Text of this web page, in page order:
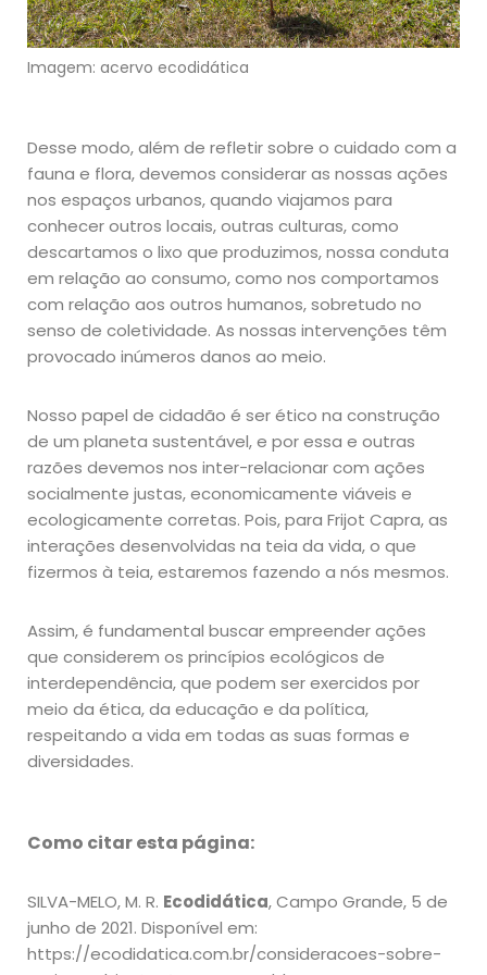
Imagem: acervo ecodidática
Desse modo, além de refletir sobre o cuidado com a
fauna e flora, devemos considerar as nossas ações
nos espaços urbanos, quando viajamos para
conhecer outros locais, outras culturas, como
descartamos o lixo que produzimos, nossa conduta
em relação ao consumo, como nos comportamos
com relação aos outros humanos, sobretudo no
senso de coletividade. As nossas intervenções têm
provocado inúmeros danos ao meio.
Nosso papel de cidadão é ser ético na construção
de um planeta sustentável, e por essa e outras
razões devemos nos inter-relacionar com ações
socialmente justas, economicamente viáveis e
ecologicamente corretas. Pois, para Frijot Capra, as
interações desenvolvidas na teia da vida, o que
fizermos à teia, estaremos fazendo a nós mesmos.
Assim, é fundamental buscar empreender ações
que considerem os princípios ecológicos de
interdependência, que podem ser exercidos por
meio da ética, da educação e da política,
respeitando a vida em todas as suas formas e
diversidades.
Como citar esta página:
SILVA-MELO, M. R. Ecodidática, Campo Grande, 5 de
junho de 2021. Disponível em:
https://ecodidatica.com.br/consideracoes-sobre-